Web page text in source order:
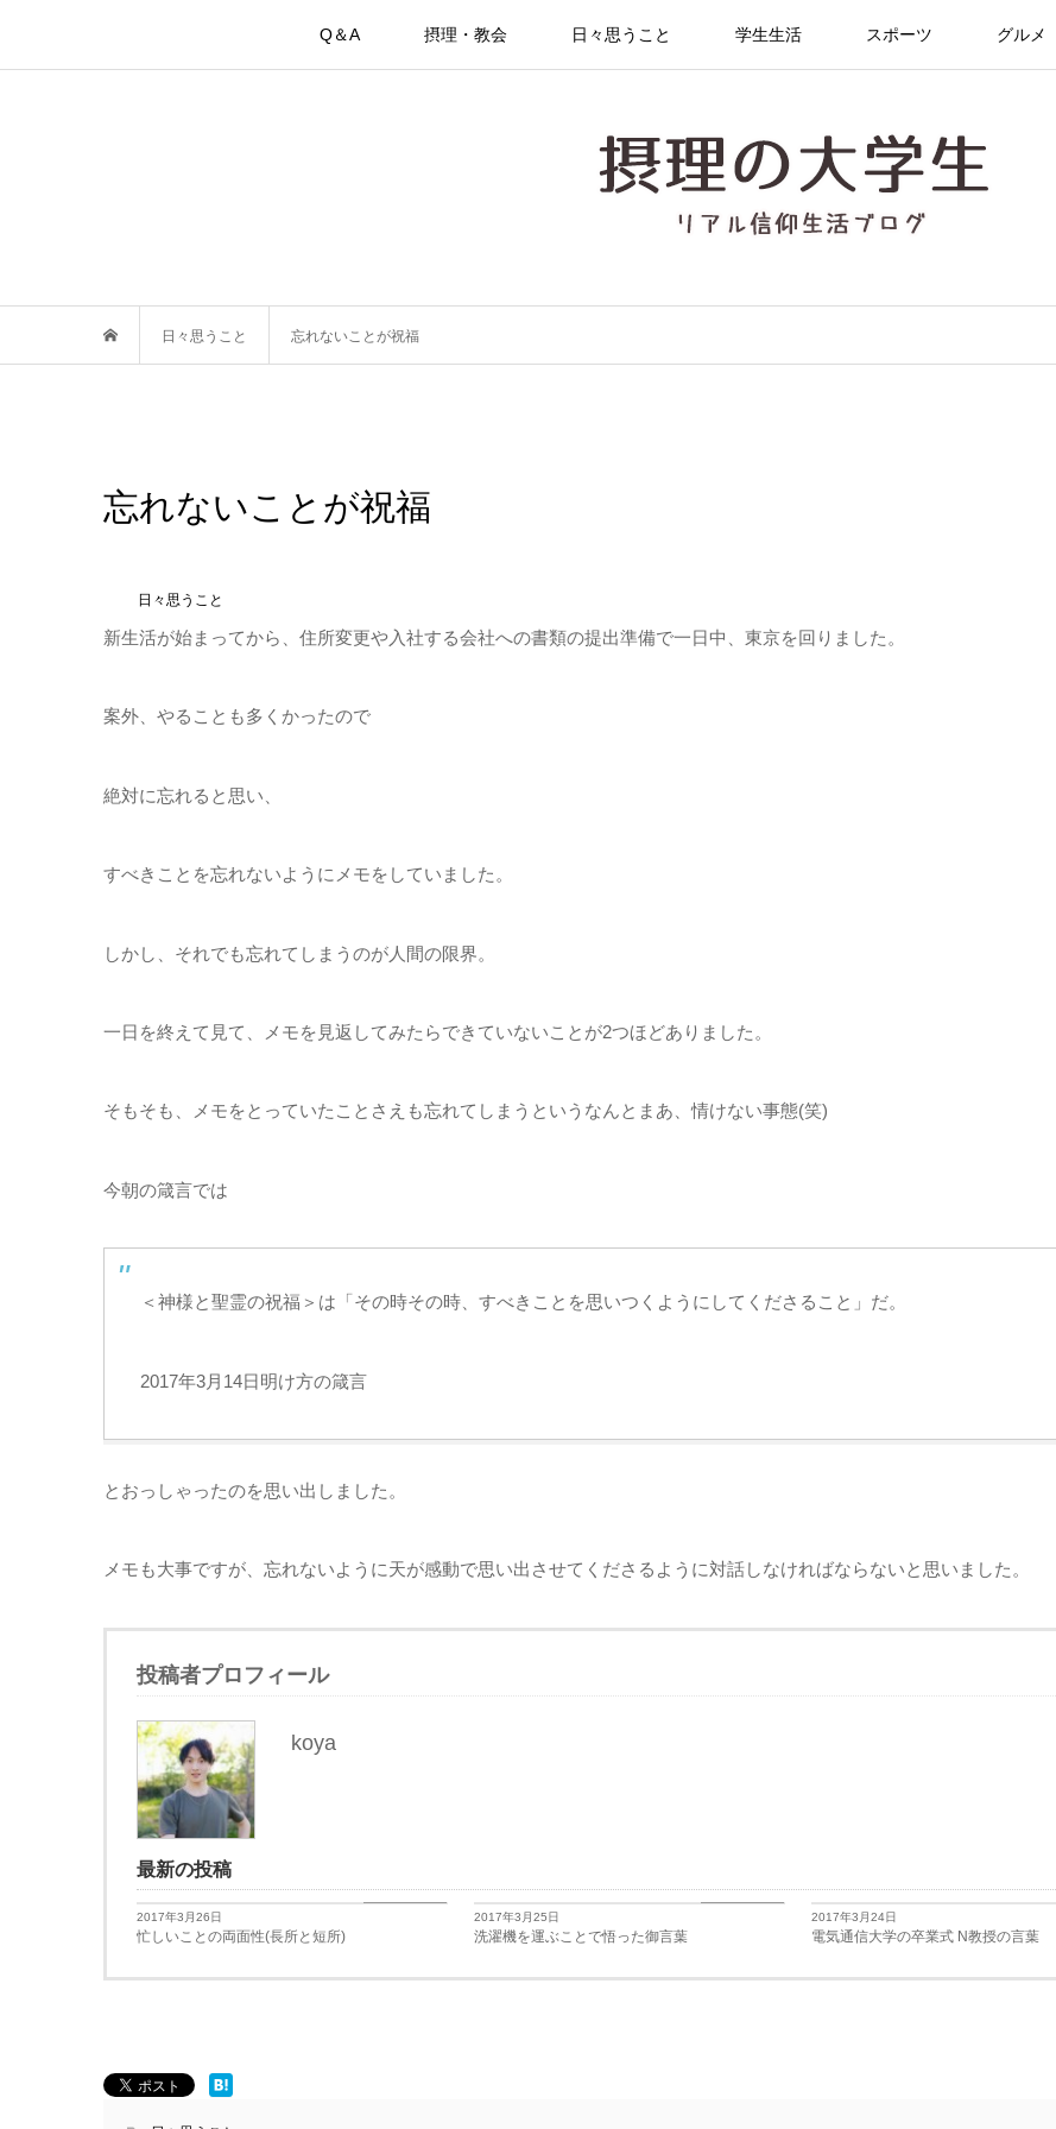
Q＆A 摂理・教会 日々思うこと 学生生活 スポーツ グルメ
日々思うこと 忘れないことが祝福
忘れないことが祝福
日々思うこと
新生活が始まってから、住所変更や入社する会社への書類の提出準備で一日中、東京を回りました。
案外、やることも多くかったので
絶対に忘れると思い、
すべきことを忘れないようにメモをしていました。
しかし、それでも忘れてしまうのが人間の限界。
一日を終えて見て、メモを見返してみたらできていないことが2つほどありました。
そもそも、メモをとっていたことさえも忘れてしまうというなんとまあ、情けない事態(笑)
今朝の箴言では
＜神様と聖霊の祝福＞は「その時その時、すべきことを思いつくようにしてくださること」だ。
2017年3月14日明け方の箴言
とおっしゃったのを思い出しました。
メモも大事ですが、忘れないように天が感動で思い出させてくださるように対話しなければならないと思いました。
投稿者プロフィール
koya
最新の投稿
2017年3月26日
忙しいことの両面性(長所と短所)
2017年3月25日
洗濯機を運ぶことで悟った御言葉
2017年3月24日
電気通信大学の卒業式 N教授の言葉